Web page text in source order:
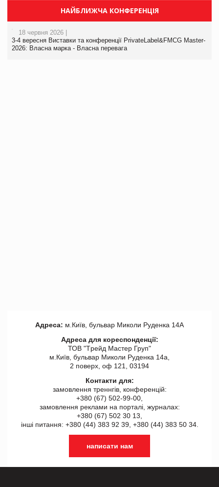
НАЙБЛИЖЧА КОНФЕРЕНЦІЯ
18 червня 2026 |
3-4 вересня Виставки та конференції PrivateLabel&FMCG Master-
2026: Власна марка - Власна перевага
Адреса: м.Київ, бульвар Миколи Руденка 14А
Адреса для кореспонденції:
ТОВ "Tрейд Мастер Груп"
м.Київ, бульвар Миколи Руденка 14а,
2 поверх, оф 121, 03194
Контакти для:
замовлення треннгів, конференцій:
+380 (67) 502-99-00,
замовлення реклами на порталі, журналах:
+380 (67) 502 30 13,
інші питання: +380 (44) 383 92 39, +380 (44) 383 50 34.
написати нам